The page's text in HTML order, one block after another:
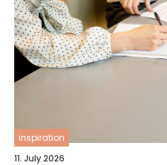
inspiration
11. July 2026